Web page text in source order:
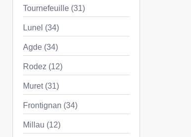
Tournefeuille (31)
Lunel (34)
Agde (34)
Rodez (12)
Muret (31)
Frontignan (34)
Millau (12)